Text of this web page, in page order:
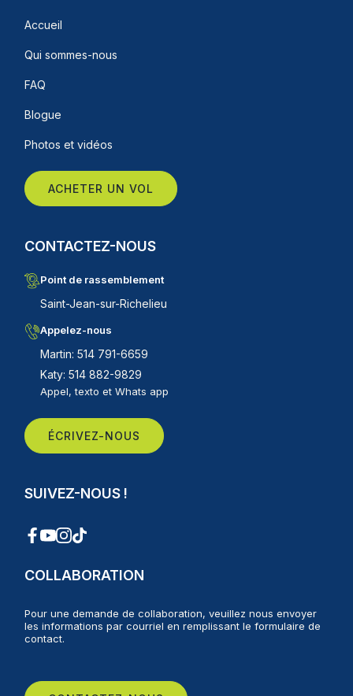
Accueil
Qui sommes-nous
FAQ
Blogue
Photos et vidéos
ACHETER UN VOL
CONTACTEZ-NOUS
Point de rassemblement
Saint-Jean-sur-Richelieu
Appelez-nous
Martin: 514 791-6659
Katy: 514 882-9829
Appel, texto et Whats app
ÉCRIVEZ-NOUS
SUIVEZ-NOUS !
COLLABORATION
Pour une demande de collaboration, veuillez nous envoyer
les informations par courriel en remplissant le formulaire de
contact.